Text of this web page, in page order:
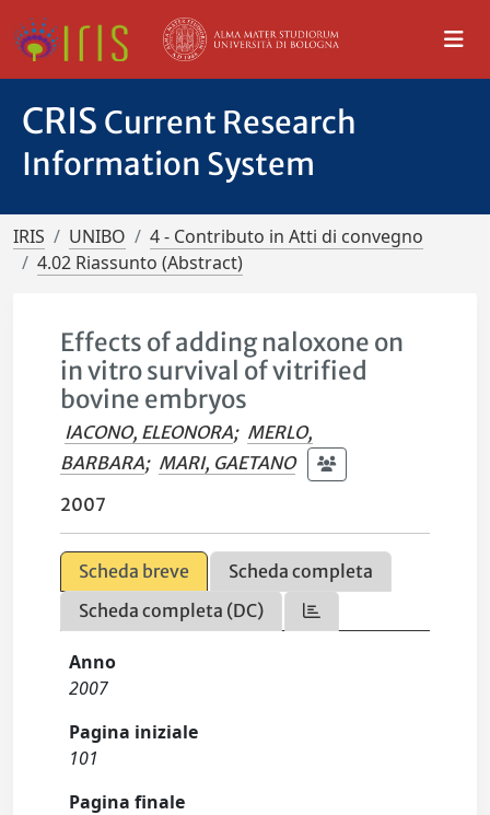
CRIS Current Research
Information System
IRIS UNIBO
4 - Contributo in Atti di convegno
4.02 Riassunto (Abstract)
Effects of adding naloxone on
in vitro survival of vitrified
bovine embryos
IACONO, ELEONORA; MERLO,
BARBARA; MARI, GAETANO
2007
Scheda breve
Scheda completa
Scheda completa (DC)
Anno
2007
Pagina iniziale
101
Pagina finale